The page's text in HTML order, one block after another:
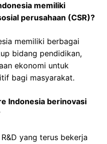
memiliki
perusahaan (CSR)?
memiliki berbagai
bidang pendidikan,
ekonomi untuk
bagi masyarakat.
Indonesia berinovasi
yang terus bekerja